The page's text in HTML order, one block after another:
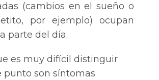
(cambios en el sueño o
por ejemplo) ocupan
parte del día.
es muy difícil distinguir
punto son síntomas